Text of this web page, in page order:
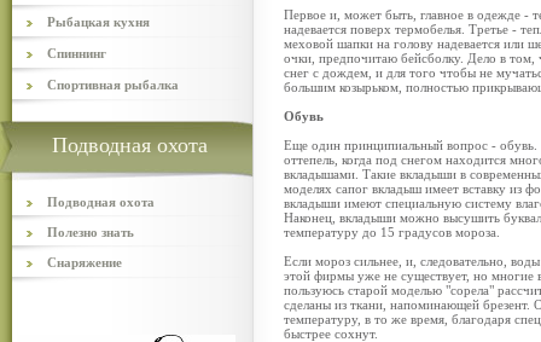
Рыбацкая кухня
Спиннинг
Спортивная рыбалка
Подводная охота
Подводная охота
Полезно знать
Снаряжение
Первое и, может быть, главное в одежде -
надевается поверх термобелья. Третье -
меховой шапки на голову надевается или
очки, предпочитаю бейсболку. Дело в
снег с дождем, и для того чтобы не
большим козырьком, полностью
Обувь
Еще один принципиальный вопрос -
оттепель, когда под снегом находится
вкладышами. Такие вкладыши в
моделях сапог вкладыш имеет вставку из
вкладыши имеют специальную систему
Наконец, вкладыши можно высушить
температуру до 15 градусов мороза.
Если мороз сильнее, и, следовательно,
этой фирмы уже не существует, но многие
пользуюсь старой моделью "сорела"
сделаны из ткани, напоминающей брезент.
температуру, в то же время, благодаря
быстрее сохнут.